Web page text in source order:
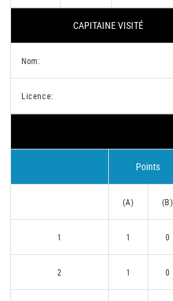
CAPITAINE VISITÉ
Nom:
Licence:
Points
(A) (B)
1 1 0
2 1 0